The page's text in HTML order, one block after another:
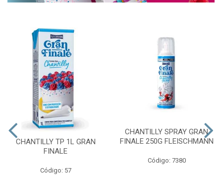
CHANTILLY TP 1L GRAN
FINALE
Código: 57
CHANTILLY SPRAY GRAN
FINALE 250G FLEISCHMANN
Código: 7380